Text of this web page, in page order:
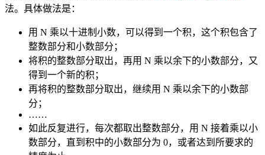
法。具体做法是：
用 N 乘以十进制小数，可以得到一个积，这个积包含了
整数部分和小数部分；
将积的整数部分取出，再用 N 乘以余下的小数部分，又
得到一个新的积；
再将积的整数部分取出，继续用 N 乘以余下的小数部
分；
……
如此反复进行，每次都取出整数部分，用 N 接着乘以小
数部分，直到积中的小数部分为 0，或者达到所要求的